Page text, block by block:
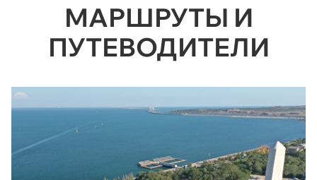
МАРШРУТЫ И
ПУТЕВОДИТЕЛИ